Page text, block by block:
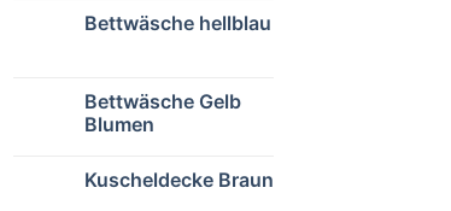
Bettwäsche hellblau
Bettwäsche Gelb
Blumen
Kuscheldecke Braun